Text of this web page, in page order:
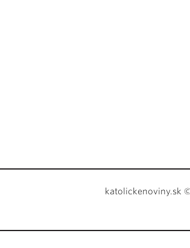
katolickenoviny.sk